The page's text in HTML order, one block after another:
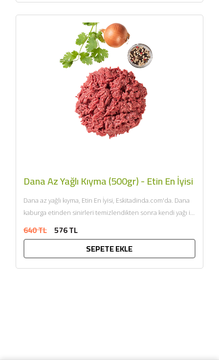
Dana Az Yağlı Kıyma (500gr) - Etin En İyisi
Dana az yağlı kıyma, Etin En İyisi, Eskitadinda.com'da. Dana
kaburga etinden sinirleri temizlendikten sonra kendi yağı ile
640 TL 576 TL
SEPETE EKLE